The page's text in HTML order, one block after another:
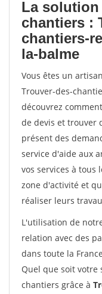
La
chantiers :
chantiers-
la-balme
Vous êtes un
Trouver-des-
découvrez
de devis et trouver
présent des
service d'aide aux
vos services à tous
zone d'activité et
réaliser leurs
L'utilisation de
relation avec des
dans toute la
Quel que soit votre
chantiers grâce à